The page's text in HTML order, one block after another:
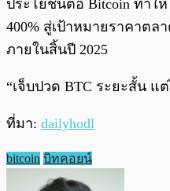
ประโยชน์ต่อ Bitcoin ทำใ
400% สู่เป้าหมายราคาตล
ภายในสิ้นปี 2025
“เจ็บปวด BTC ระยะสั้น แ
ที่มา: dailyhodl
bitcoin บิทคอยน์